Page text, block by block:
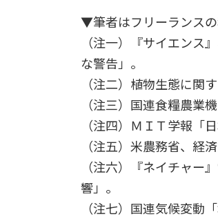
▼筆者はフリーランスの
（注一）『サイエンス
な警告」。
（注二）植物生態に関
（注三）国連食糧農業機
（注四）ＭＩＴ学報「
（注五）米農務省、経
（注六）『ネイチャー
響」。
（注七）国連気候変動